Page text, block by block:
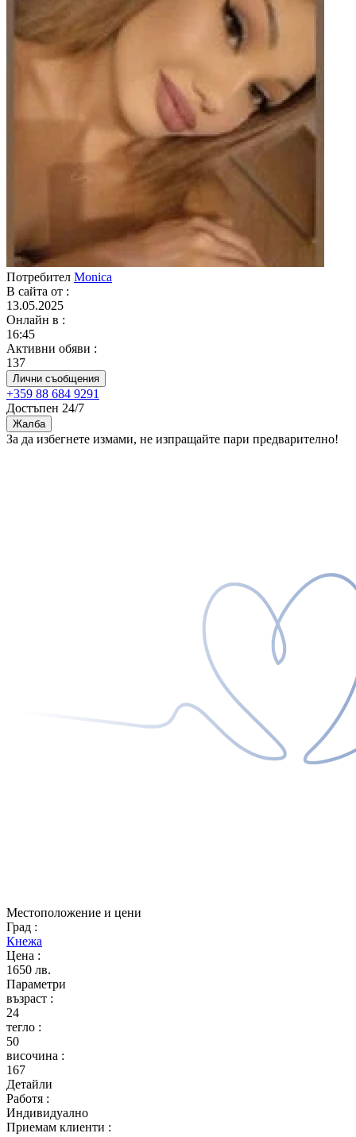
Потребител Monica
В сайта от :
13.05.2025
Онлайн в :
16:45
Активни обяви :
137
Лични съобщения
+359 88 684 9291
Достъпен 24/7
Жалба
За да избегнете измами, не изпращайте пари предварително!
Местоположение и цени
Град :
Кнежа
Цена :
1650 лв.
Параметри
възраст :
24
тегло :
50
височина :
167
Детайли
Работя :
Индивидуално
Приемам клиенти :